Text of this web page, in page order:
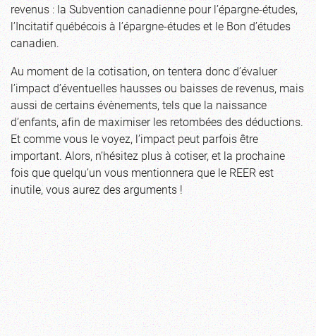
revenus : la Subvention canadienne pour l’épargne-études,
l’Incitatif québécois à l’épargne-études et le Bon d’études
canadien.
Au moment de la cotisation, on tentera donc d’évaluer
l’impact d’éventuelles hausses ou baisses de revenus, mais
aussi de certains évènements, tels que la naissance
d’enfants, afin de maximiser les retombées des déductions.
Et comme vous le voyez, l’impact peut parfois être
important. Alors, n’hésitez plus à cotiser, et la prochaine
fois que quelqu’un vous mentionnera que le REER est
inutile, vous aurez des arguments !